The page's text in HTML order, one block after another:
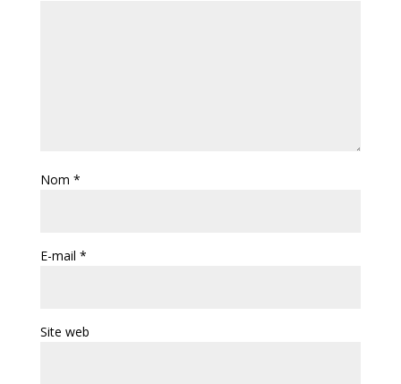
Nom *
E-mail *
Site web